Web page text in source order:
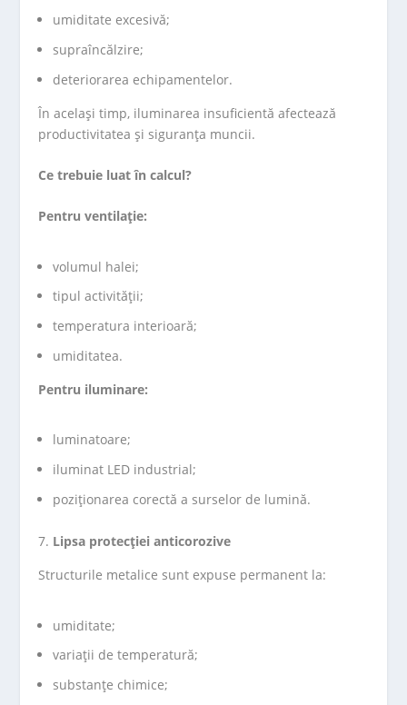
umiditate excesivă;
supraîncălzire;
deteriorarea echipamentelor.
În același timp, iluminarea insuficientă afectează
productivitatea și siguranța muncii.
Ce trebuie luat în calcul?
Pentru ventilație:
volumul halei;
tipul activității;
temperatura interioară;
umiditatea.
Pentru iluminare:
luminatoare;
iluminat LED industrial;
poziționarea corectă a surselor de lumină.
Lipsa protecției anticorozive
Structurile metalice sunt expuse permanent la:
umiditate;
variații de temperatură;
substanțe chimice;